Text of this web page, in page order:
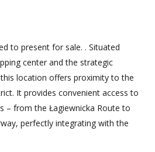
to present for sale. . Situated
center and the strategic
location offers proximity to the
It provides convenient access to
– from the Łagiewnicka Route to
perfectly integrating with the